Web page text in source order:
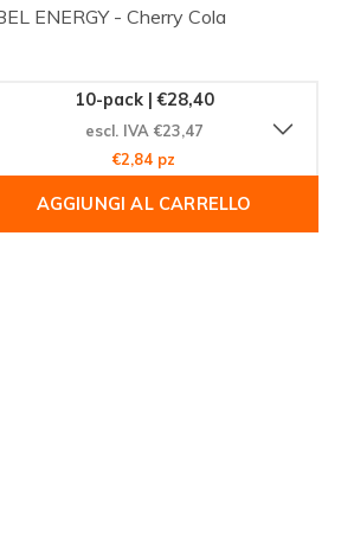
ENERGY - Cherry Cola
10-pack | €28,40
escl. IVA €23,47
€2,84 pz
AGGIUNGI AL CARRELLO